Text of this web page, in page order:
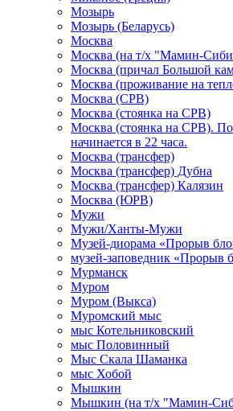
Мозырь
Мозырь (Беларусь)
Москва
Москва (на т/х "Мамин-
Москва (причал Большой
Москва (проживание на
Москва (СРВ)
Москва (стоянка на СРВ)
Москва (стоянка на СРВ).
начинается в 22 часа.
Москва (трансфер)
Москва (трансфер) Дубна
Москва (трансфер) Калязин
Москва (ЮРВ)
Мужи
Мужи/Ханты-Мужи
Музей-диорама «Прорыв
музей-заповедник «Прорыв
Мурманск
Муром
Муром (Выкса)
Муромский мыс
мыс Котельниковский
мыс Половинный
Мыс Скала Шаманка
мыс Хобой
Мышкин
Мышкин (на т/х "Мамин-